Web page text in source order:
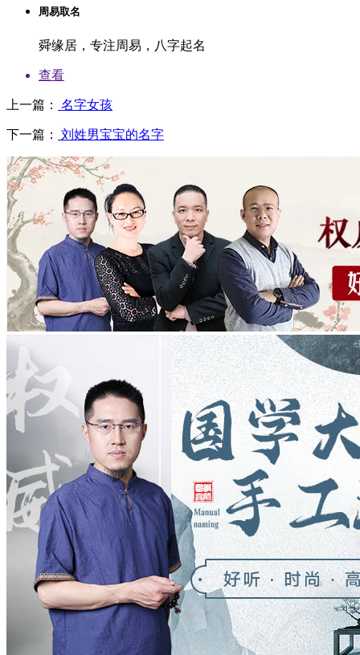
周易取名
舜缘居，专注周易，八字起名
查看
上一篇： 名字女孩
下一篇： 刘姓男宝宝的名字